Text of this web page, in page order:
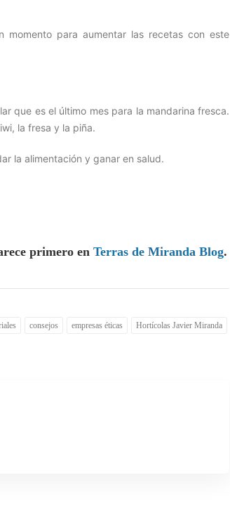
para aumentar las recetas con este
que es el último mes para la mandarina fresca.
la fresa y la piña.
la alimentación y ganar en salud.
primero en Terras de Miranda Blog.
consejos empresas éticas Hortícolas Javier Miranda